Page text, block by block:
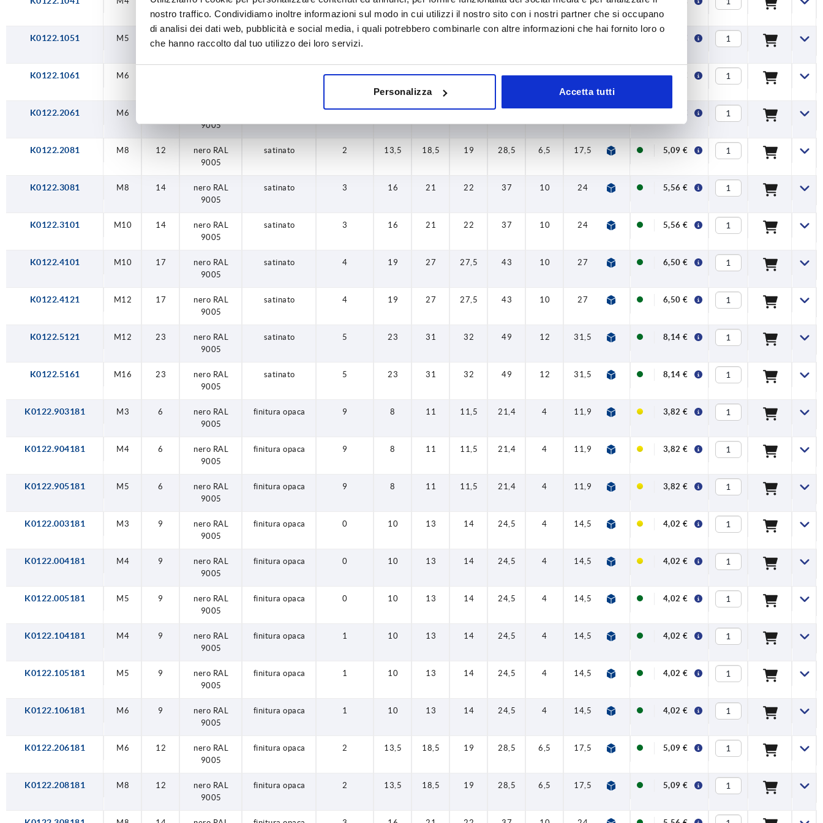
nostro traffico. Condividiamo inoltre informazioni sul modo in cui utilizzi il nostro sito con i nostri partner che si occupano
di analisi dei dati web, pubblicità e social media, i quali potrebbero combinarle con altre informazioni che hai fornito loro o
che hanno raccolto dal tuo utilizzo dei loro servizi.
Personalizza Accetta tutti
9005
K0122.1051 M5
nero RAL
satinato 40 16
4,02 €
K0122.1061 M6 1 10 13 14 24,5 4 14,5 31 34 40 16
4,02 €
K0122.2061 M6
9005
65 74,5 9,5 20
5,09 €
K0122.2081 M8 12
nero RAL
9005
satinato 2 13,5 18,5 19 28,5 6,5 17,5 42,5 45,5 65 74,5 9,5 20
5,09 €
K0122.3081 M8 14
nero RAL
9005
satinato 3 16 21 22 37 10 24 54,5 58,5 80 11 22
5,56 €
K0122.3101 M10 14
nero RAL
9005
satinato 3 16 21 22 37 10 24 54,5 58,5 80 11 22
5,56 €
K0122.4101 M10 17
nero RAL
9005
satinato 4 19 27 27,5 43 10 27 67,5 95 109 13 24
6,50 €
K0122.4121 M12 17
nero RAL
9005
satinato 4 19 27 27,5 43 10 27 67,5 95 109 13 24
6,50 €
K0122.5121 M12 23
nero RAL
9005
satinato 5 23 31 32 49 12 31,5 77,5 110 126 15 26
8,14 €
K0122.5161 M16 23
nero RAL
9005
satinato 5 23 31 32 49 12 31,5 77,5 110 126 15 26
8,14 €
K0122.903181 M3 6
nero RAL
9005
finitura opaca 9 8 11 11,5 21,4 4 11,9 27 22 27,7 6,4 12
3,82 €
K0122.904181 M4 6
nero RAL
9005
finitura opaca 9 8 11 11,5 21,4 4 11,9 27 22 27,7 6,4 12
3,82 €
K0122.905181 M5 6
nero RAL
9005
finitura opaca 9 8 11 11,5 21,4 4 11,9 27 22 27,7 6,4 12
3,82 €
K0122.003181 M3 9
nero RAL
9005
finitura opaca 0 10 13 14 24,5 4 14,5 33 30 16
4,02 €
K0122.004181 M4 9
nero RAL
9005
finitura opaca 0 10 13 14 24,5 4 14,5 33 30 16
4,02 €
K0122.005181 M5 9
nero RAL
9005
finitura opaca 0 10 13 14 24,5 4 14,5 33 30 16
4,02 €
K0122.104181 M4 9
nero RAL
9005
finitura opaca 1 10 13 14 24,5 4 14,5 34 40 16
4,02 €
K0122.105181 M5 9
nero RAL
9005
finitura opaca 1 10 13 14 24,5 4 14,5 34 40 16
4,02 €
K0122.106181 M6 9
nero RAL
9005
finitura opaca 1 10 13 14 24,5 4 14,5 34 40 16
4,02 €
K0122.206181 M6 12
nero RAL
9005
finitura opaca 2 13,5 18,5 19 28,5 6,5 17,5 42,5 45,5 65 74,5 9,5 20
5,09 €
K0122.208181 M8 12
nero RAL
9005
finitura opaca 2 13,5 18,5 19 28,5 6,5 17,5 42,5 45,5 65 74,5 9,5 20
5,09 €